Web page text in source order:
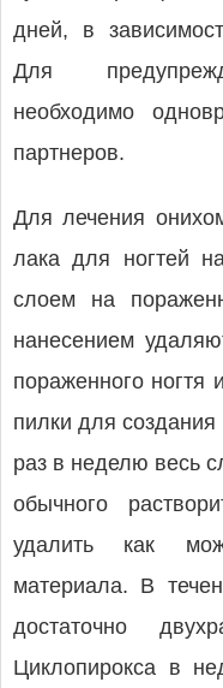
дней, в
Для
необходимо
партнеров.
Для лечения
лака для ногтей
слоем на
нанесением
пораженного
пилки для
раз в неделю весь
обычного
удалить как
материала. В
достаточно
Циклопирокса в